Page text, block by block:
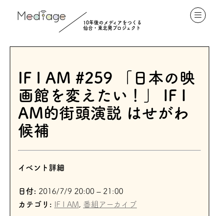
10年後のメディアをつくる
仙台・東北発プロジェクト
IF I AM #259 「日本の映
画館を変えたい！」 IF I
AM的街頭演説 はせがわ
候補
イベント詳細
日付: 2016/7/9 20:00 – 21:00
カテゴリ:
IF I AM, 番組アーカイブ